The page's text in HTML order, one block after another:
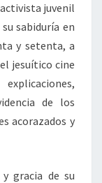
juvenil
sabiduría en
y setenta, a
jesuítico cine
de los
acorazados y
gracia de su